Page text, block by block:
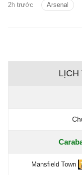
2h trước Arsenal
LỊCH
Mansfield Town